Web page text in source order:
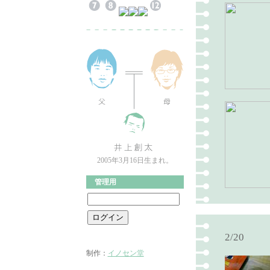
2005年3月16日生まれ。
管理用
制作： イノセン堂
2/20